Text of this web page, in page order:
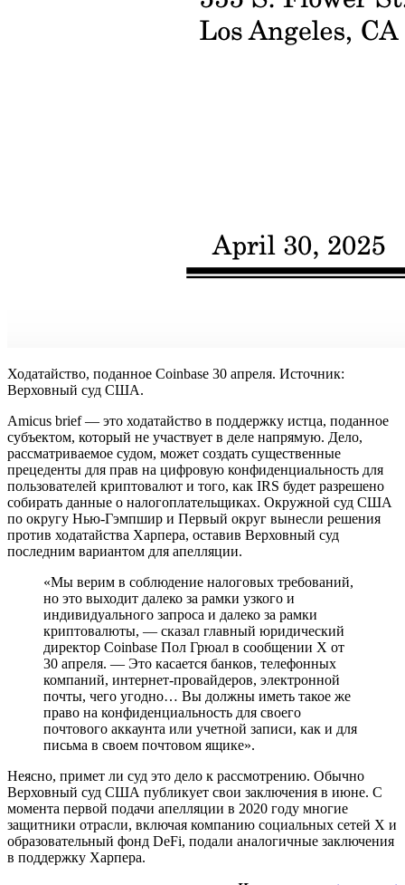
Ходатайство, поданное Coinbase 30 апреля. Источник:
Верховный суд США.
Amicus brief — это ходатайство в поддержку истца, поданное
субъектом, который не участвует в деле напрямую. Дело,
рассматриваемое судом, может создать существенные
прецеденты для прав на цифровую конфиденциальность для
пользователей криптовалют и того, как IRS будет разрешено
собирать данные о налогоплательщиках. Окружной суд США
по округу Нью-Гэмпшир и Первый округ вынесли решения
против ходатайства Харпера, оставив Верховный суд
последним вариантом для апелляции.
«Мы верим в соблюдение налоговых требований,
но это выходит далеко за рамки узкого и
индивидуального запроса и далеко за рамки
криптовалюты, — сказал главный юридический
директор Coinbase Пол Грюал в сообщении X от
30 апреля. — Это касается банков, телефонных
компаний, интернет-провайдеров, электронной
почты, чего угодно… Вы должны иметь такое же
право на конфиденциальность для своего
почтового аккаунта или учетной записи, как и для
письма в своем почтовом ящике».
Неясно, примет ли суд это дело к рассмотрению. Обычно
Верховный суд США публикует свои заключения в июне. С
момента первой подачи апелляции в 2020 году многие
защитники отрасли, включая компанию социальных сетей X и
образовательный фонд DeFi, подали аналогичные заключения
в поддержку Харпера.